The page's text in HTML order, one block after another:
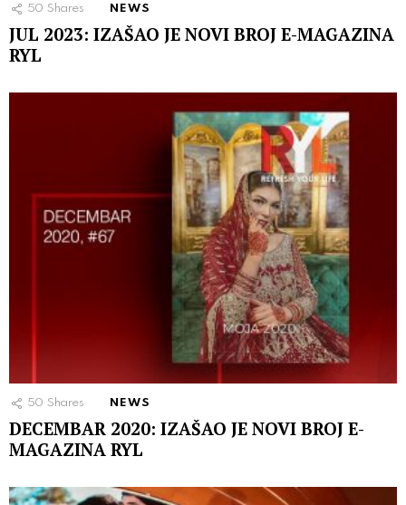
50 Shares NEWS
JUL 2023: IZAŠAO JE NOVI BROJ E-MAGAZINA
RYL
50 Shares NEWS
DECEMBAR 2020: IZAŠAO JE NOVI BROJ E-
MAGAZINA RYL